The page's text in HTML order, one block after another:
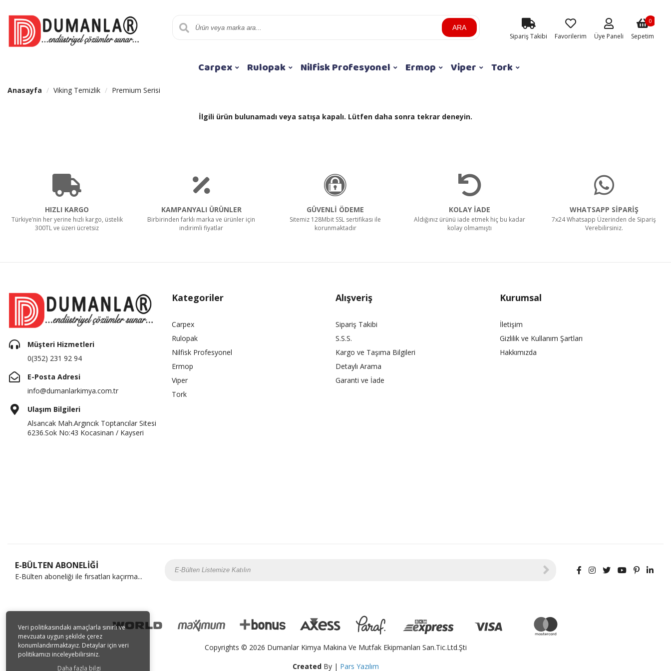
Veri politikasındaki amaçlarla sınırlı ve
mevzuata uygun şekilde çerez
konumlandırmaktayız. Detaylar için veri
politikamızı inceleyebilirsiniz.
Daha fazla bilgi
ARA
Sipariş Takibi Favorilerim Üye Paneli Sepetim
0
Carpex Rulopak Nilfisk Profesyonel Ermop Viper Tork
Anasayfa Viking Temizlik Premium Serisi
İlgili ürün bulunamadı veya satışa kapalı. Lütfen daha sonra tekrar deneyin.
HIZLI KARGO
Türkiye’nin her yerine hızlı kargo, üstelik
300TL ve üzeri ücretsiz
KAMPANYALI ÜRÜNLER
Birbirinden farklı marka ve ürünler için
indirimli fiyatlar
GÜVENLİ ÖDEME
Sitemiz 128Mbit SSL sertifikası ile
korunmaktadır
KOLAY İADE
Aldığınız ürünü iade etmek hiç bu kadar
kolay olmamıştı
WHATSAPP SİPARİŞ
7x24 Whatsapp Üzerinden de Sipariş
Verebilirsiniz.
Müşteri Hizmetleri
0(352) 231 92 94
E-Posta Adresi
info@dumanlarkimya.com.tr
Ulaşım Bilgileri
Alsancak Mah.Argıncık Toptancılar Sitesi
6236.Sok No:43 Kocasinan / Kayseri
Kategoriler
Carpex
Rulopak
Nilfisk Profesyonel
Ermop
Viper
Tork
Alışveriş
Sipariş Takibi
S.S.S.
Kargo ve Taşıma Bilgileri
Detaylı Arama
Garanti ve İade
Kurumsal
İletişim
Gizlilik ve Kullanım Şartları
Hakkımızda
E-BÜLTEN ABONELİĞİ
E-Bülten aboneliği ile fırsatları kaçırma...
Copyrights © 2026 Dumanlar Kimya Makina Ve Mutfak Ekipmanları San.Tic.Ltd.Şti
CreatedBy | Pars Yazılım